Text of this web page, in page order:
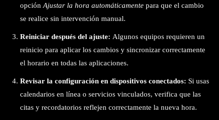
opciónAjustar la hora automáticamente para que el cambio
se realice sin intervención manual.
Reiniciar después del ajuste: Algunos equipos requieren un
reinicio para aplicar los cambios y sincronizar correctamente
el horario en todas las aplicaciones.
Revisar la configuración en dispositivos conectados: Si usas
calendarios en línea o servicios vinculados, verifica que las
citas y recordatorios reflejen correctamente la nueva hora.